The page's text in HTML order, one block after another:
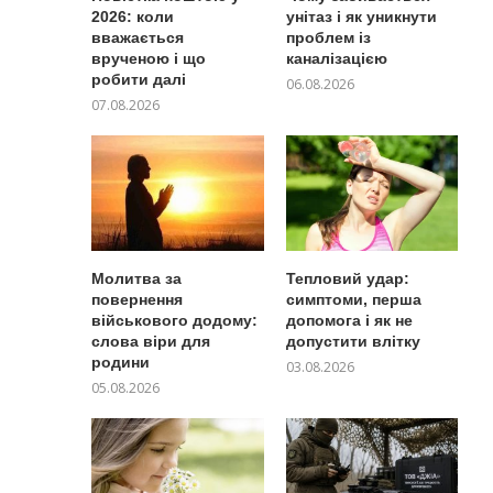
2026: коли
вважається
врученою і що
робити далі
07.08.2026
унітаз і як уникнути
проблем із
каналізацією
06.08.2026
Молитва за
повернення
військового додому:
слова віри для
родини
05.08.2026
Тепловий удар:
симптоми, перша
допомога і як не
допустити влітку
03.08.2026